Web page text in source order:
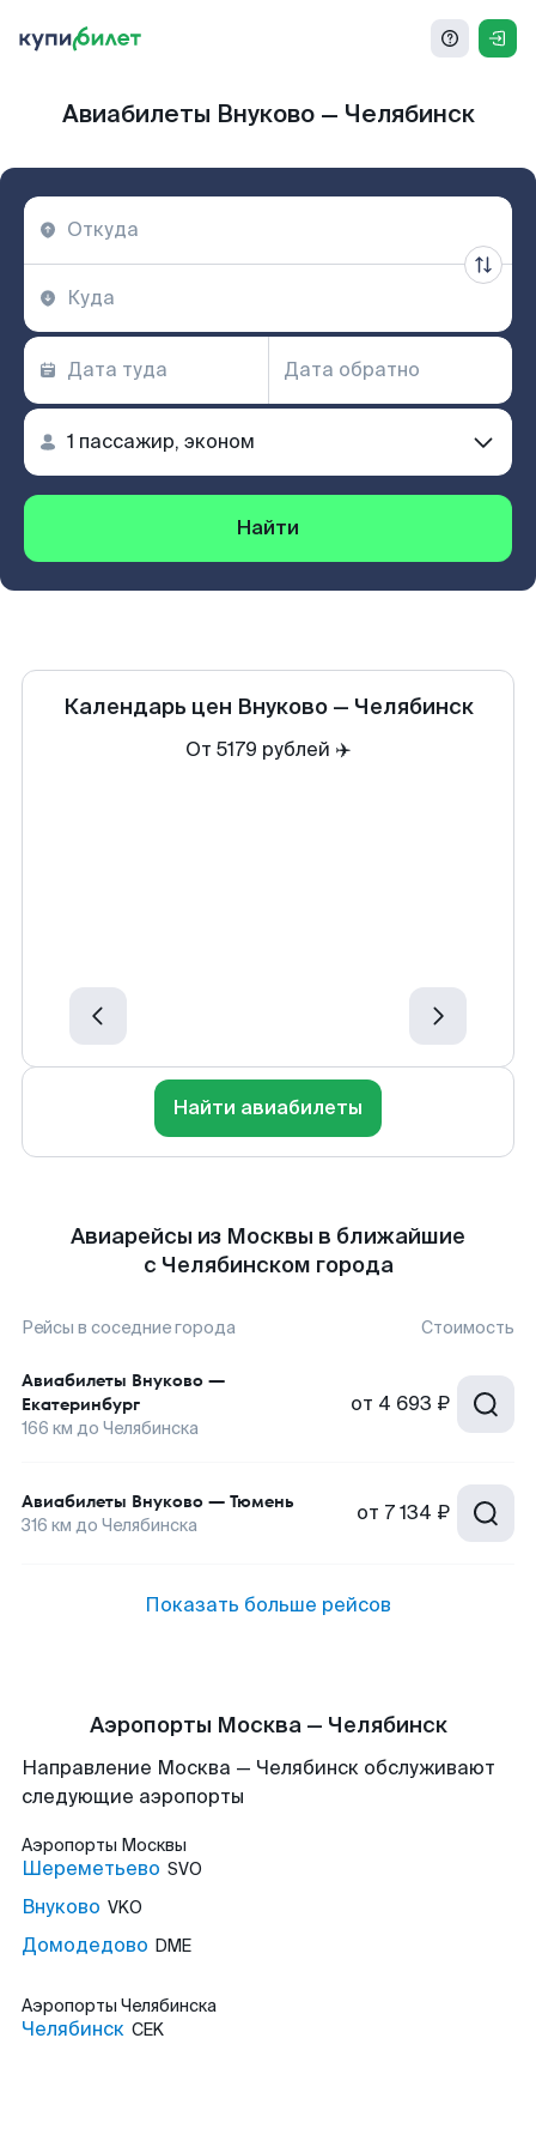
Авиабилеты Внуково — Челябинск
Найти
Календарь цен Внуково— Челябинск
От 5179 рублей ✈️
Найти авиабилеты
Авиарейсы из Москвы в ближайшие
с Челябинском города
Рейсы в соседние города Стоимость
Авиабилеты Внуково —
Екатеринбург
166 км до Челябинска
от 4 693 ₽
Авиабилеты Внуково — Тюмень
316 км до Челябинска от 7 134 ₽
Показать больше рейсов
Аэропорты Москва — Челябинск
Направление Москва — Челябинск обслуживают
следующие аэропорты
Аэропорты Москвы
Шереметьево SVO
Внуково VKO
Домодедово DME
Аэропорты Челябинска
Челябинск CEK